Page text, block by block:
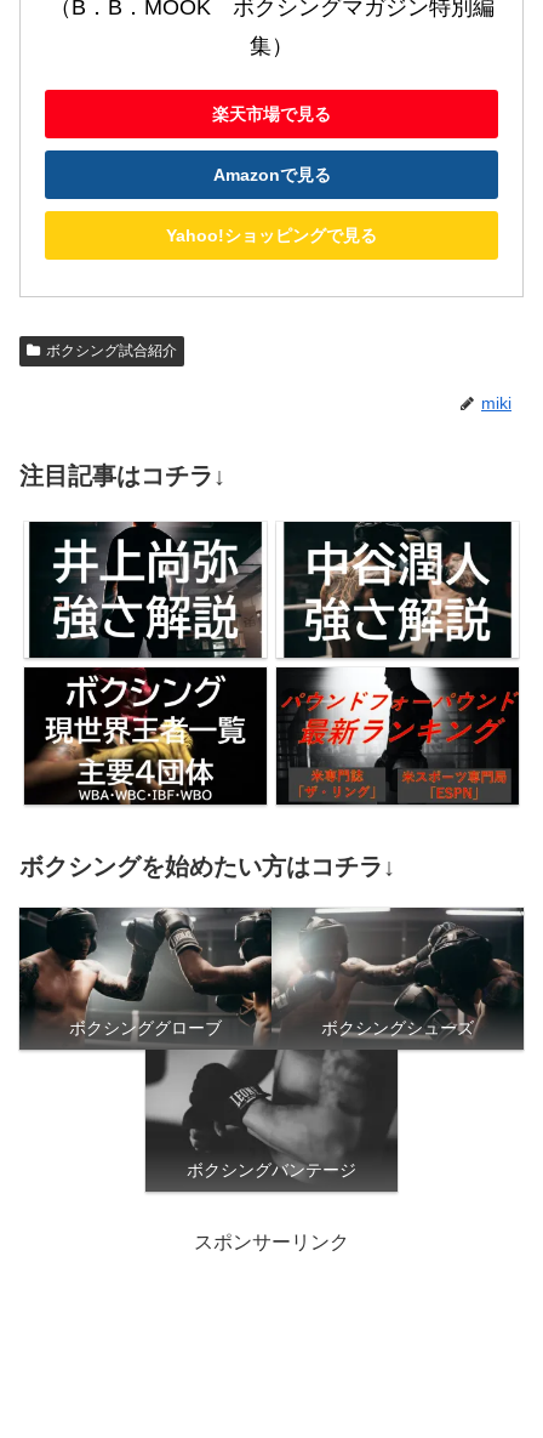
（B．B．MOOK　ボクシングマガジン特別編
集）
楽天市場で見る
Amazonで見る
Yahoo!ショッピングで見る
ボクシング試合紹介
miki
注目記事はコチラ↓
ボクシングを始めたい方はコチラ↓
ボクシンググローブ ボクシングシューズ
ボクシングバンテージ
スポンサーリンク